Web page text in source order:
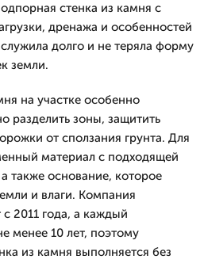
стенка из камня с
дренажа и особенностей
долго и не теряла форму
земли.
на участке особенно
разделить зоны, защитить
от сползания грунта. Для
материал с подходящей
также основание, которое
и влаги. Компания
2011 года, а каждый
менее 10 лет, поэтому
из камня выполняется без